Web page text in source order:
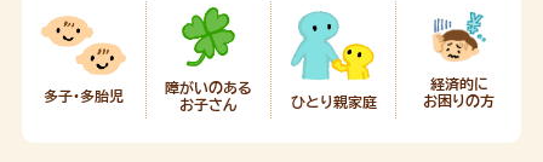
多子・多胎児
障がいのある
お子さん
ひとり親家庭
経済的に
お困りの方